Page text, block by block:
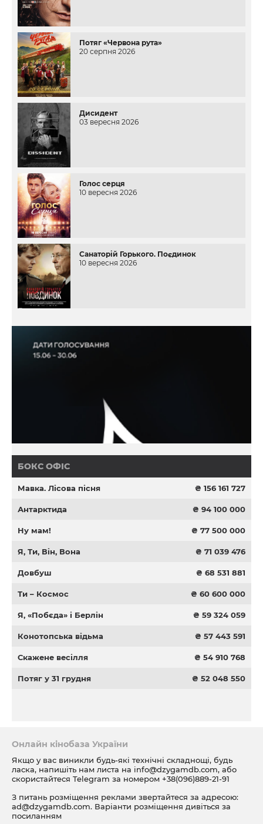
Потяг «Червона рута»
20 серпня 2026
Дисидент
03 вересня 2026
Голос серця
10 вересня 2026
Санаторій Горького. Поєдинок
10 вересня 2026
БОКС ОФІС
Мавка. Лісова пісня ₴ 156 161 727
Антарктида ₴ 94 100 000
Ну мам! ₴ 77 500 000
Я, Ти, Він, Вона ₴ 71 039 476
Довбуш ₴ 68 531 881
Ти – Космос ₴ 60 600 000
Я, «Побєда» і Берлін ₴ 59 324 059
Конотопська відьма ₴ 57 443 591
Скажене весілля ₴ 54 910 768
Потяг у 31 грудня ₴ 52 048 550
Онлайн кінобаза України
Якщо у вас виникли будь-які технічні складнощі, будь
ласка, напишіть нам листа на info@dzygamdb.com, або
скористайтеся Telegram за номером +38(096)889-21-91
З питань розміщення реклами звертайтеся за адресою:
ad@dzygamdb.com. Варіанти розміщення дивіться за
посиланням